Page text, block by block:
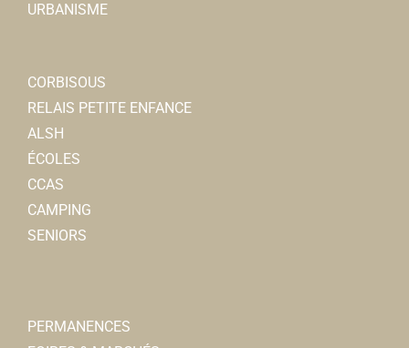
URBANISME
CORBISOUS
RELAIS PETITE ENFANCE
ALSH
ÉCOLES
CCAS
CAMPING
SENIORS
PERMANENCES